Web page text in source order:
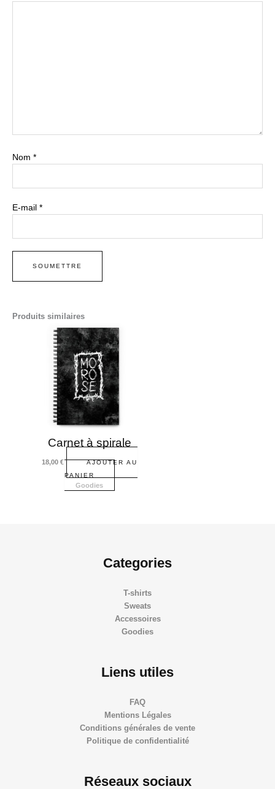
Nom *
E-mail *
Produits similaires
Carnet à spirale
18,00 €
AJOUTER AU
PANIER
Goodies
Categories
T-shirts
Sweats
Accessoires
Goodies
Liens utiles
FAQ
Mentions Légales
Conditions générales de vente
Politique de confidentialité
Réseaux sociaux